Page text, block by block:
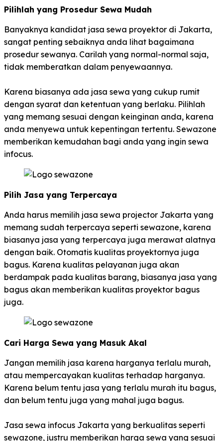
Pilihlah yang Prosedur Sewa Mudah
Banyaknya kandidat jasa sewa proyektor di Jakarta,
sangat penting sebaiknya anda lihat bagaimana
prosedur sewanya. Carilah yang normal-normal saja,
tidak memberatkan dalam penyewaannya.
Karena biasanya ada jasa sewa yang cukup rumit
dengan syarat dan ketentuan yang berlaku. Pilihlah
yang memang sesuai dengan keinginan anda, karena
anda menyewa untuk kepentingan tertentu. Sewazone
memberikan kemudahan bagi anda yang ingin sewa
infocus.
Pilih Jasa yang Terpercaya
Anda harus memilih jasa sewa projector Jakarta yang
memang sudah terpercaya seperti sewazone, karena
biasanya jasa yang terpercaya juga merawat alatnya
dengan baik. Otomatis kualitas proyektornya juga
bagus. Karena kualitas pelayanan juga akan
berdampak pada kualitas barang, biasanya jasa yang
bagus akan memberikan kualitas proyektor bagus
juga.
Cari Harga Sewa yang Masuk Akal
Jangan memilih jasa karena harganya terlalu murah,
atau mempercayakan kualitas terhadap harganya.
Karena belum tentu jasa yang terlalu murah itu bagus,
dan belum tentu juga yang mahal juga bagus.
Jasa sewa infocus Jakarta yang berkualitas seperti
sewazone, justru memberikan harga sewa yang sesuai